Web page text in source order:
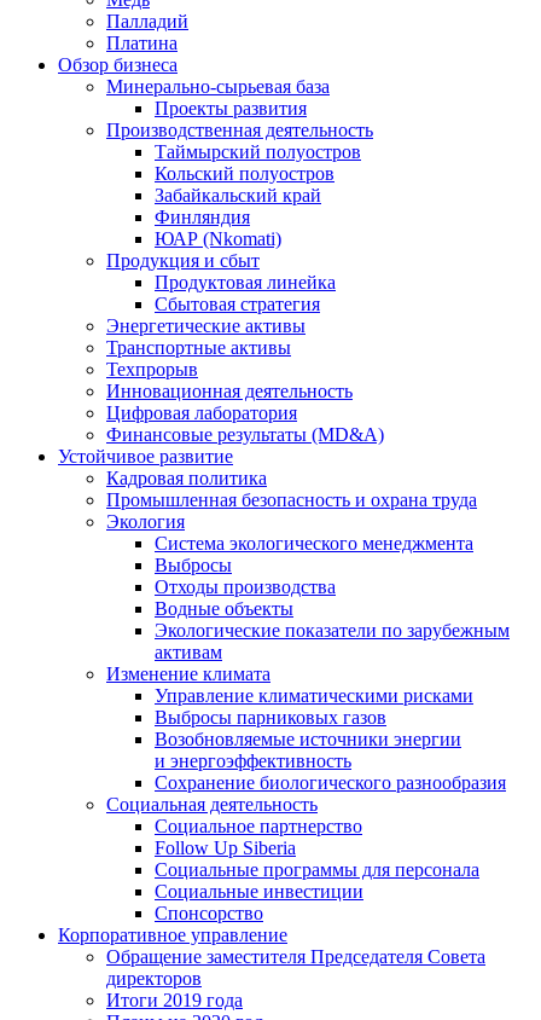
Палладий
Платина
Обзор бизнеса
Минерально-сырьевая база
Проекты развития
Производственная деятельность
Таймырский полуостров
Кольский полуостров
Забайкальский край
Финляндия
ЮАР (Nkomati)
Продукция и сбыт
Продуктовая линейка
Сбытовая стратегия
Энергетические активы
Транспортные активы
Техпрорыв
Инновационная деятельность
Цифровая лаборатория
Финансовые результаты (MD&A)
Устойчивое развитие
Кадровая политика
Промышленная безопасность и охрана труда
Экология
Система экологического менеджмента
Выбросы
Отходы производства
Водные объекты
Экологические показатели по зарубежным
активам
Изменение климата
Управление климатическими рисками
Выбросы парниковых газов
Возобновляемые источники энергии
и энергоэффективность
Сохранение биологического разнообразия
Социальная деятельность
Социальное партнерство
Follow Up Siberia
Социальные программы для персонала
Социальные инвестиции
Спонсорство
Корпоративное управление
Обращение заместителя Председателя Совета
директоров
Итоги 2019 года